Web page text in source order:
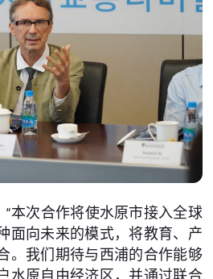
本次合作将使水原市接入全球
面向未来的模式，将教育、产
。我们期待与西浦的合作能够
水原自由经济区，并通过联合